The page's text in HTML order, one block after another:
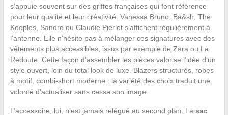
s’appuie souvent sur des griffes françaises qui font référence
pour leur qualité et leur créativité. Vanessa Bruno, Ba&sh, The
Kooples, Sandro ou Claudie Pierlot s’affichent régulièrement à
l’antenne. Elle n’hésite pas à mélanger ces signatures avec des
vêtements plus accessibles, issus par exemple de Zara ou La
Redoute. Cette façon d’assembler les pièces valorise l’idée d’un
style ouvert, loin du total look de luxe. Blazers structurés, robes
à motif, combi-short moderne : la variété des choix traduit une
volonté d’actualiser sans cesse son image.
L’accessoire, lui, n’est jamais relégué au second plan. Le sac